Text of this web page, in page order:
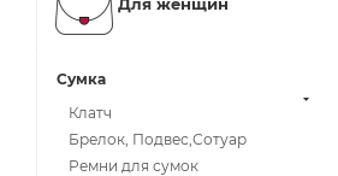
Сумка
Клатч
Брелок, Подвес,Сотуар
Ремни для сумок